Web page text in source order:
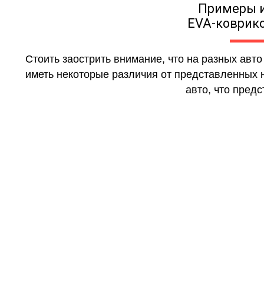
Примеры
EVA-
Стоить заострить внимание, что на разных
иметь некоторые различия от
авто, что